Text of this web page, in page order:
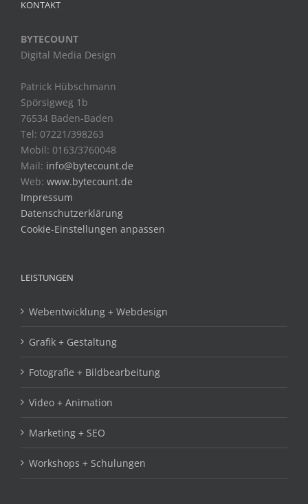
BYTECOUNT
Patrick Hübschmann
76534 Baden-Baden
Tel: 07221/398263
Mobil: 0163/3760048
Mail:info@bytecount.de
Web:www.bytecount.de
Impressum
Datenschutzerklärung
Cookie-Einstellungen anpassen
Webentwicklung + Webdesign
Grafik + Gestaltung
Fotografie + Bildbearbeitung
Video + Animation
Marketing + SEO
Workshops + Schulungen